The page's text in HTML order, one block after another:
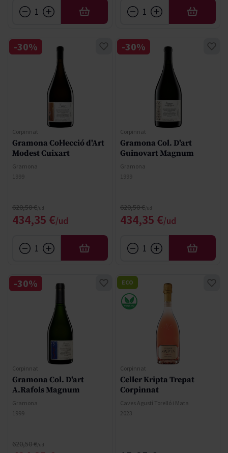
AFEGIR AFEGIR
Corpinnat
Gramona Col·lecció d'Art
Modest Cuixart
Gramona
1999
Special Price
434,35 €
Regular Price
620,50 €
-30%
AFEGIR
Corpinnat
Gramona Col. D'art
Guinovart Magnum
Gramona
1999
Special Price
434,35 €
Regular Price
620,50 €
-30%
AFEGIR
Corpinnat
Gramona Col. D'art
A.Rafols Magnum
Gramona
1999
Regular Price
620,50 €
-30%
Corpinnat
Celler Kripta Trepat
Corpinnat
Caves Agustí Torelló i Mata
2023
ECO